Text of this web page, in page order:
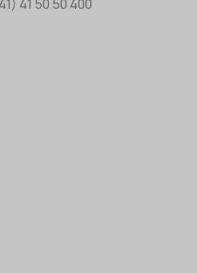
41 50 50 400